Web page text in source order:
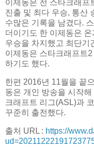
이제동은 전 스타크래프
진출 및 최다 우승, 통산
수많은 기록을 남겼다.
더이기도 한 이제동은
우승을 차지했고 최단기
이제동은 스타크래프트
하기도 했다.
한편 2016년 11월을 끝
동은 개인 방송을 시작
크래프트 리그(ASL)과
꾸준히 출전했다.
출처 URL : https://